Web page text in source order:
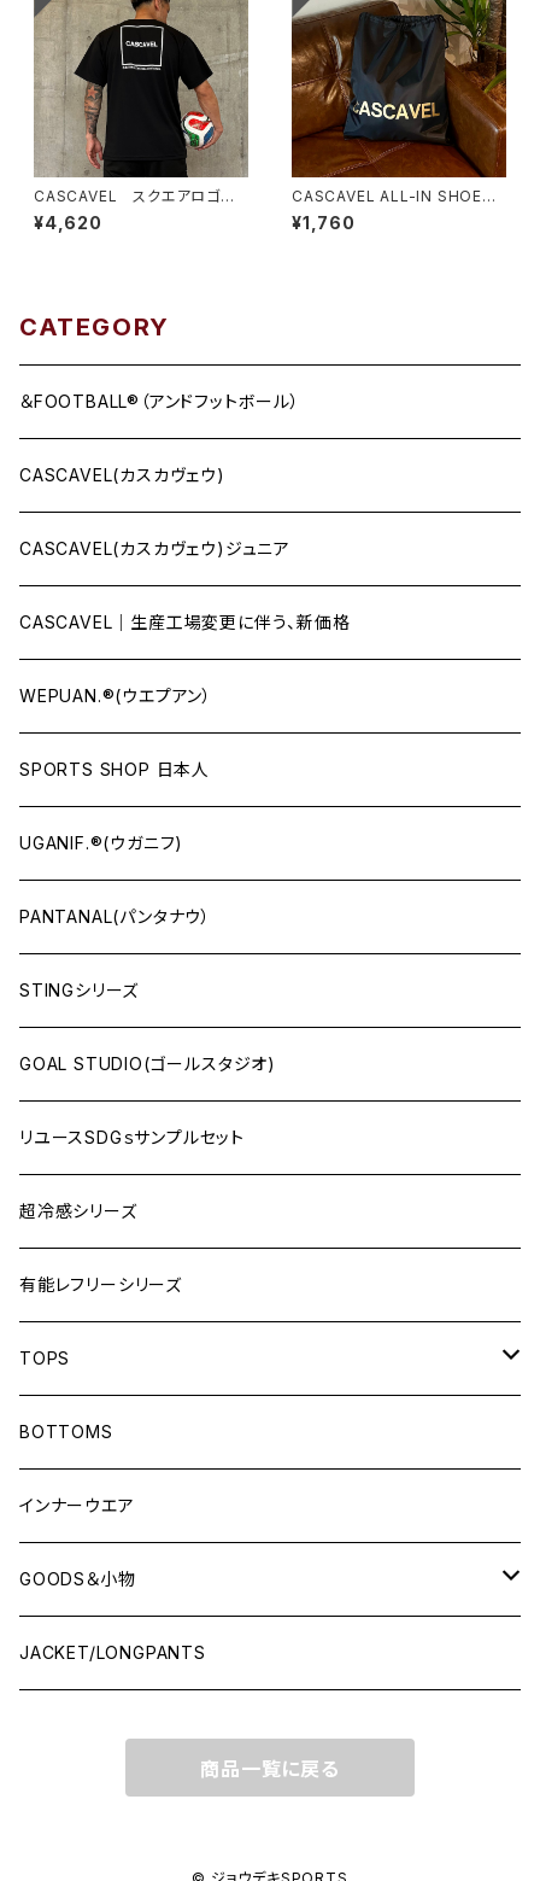
CASCAVEL スクエアロゴプラ
クティスシャツ ブラック
¥4,620
CASCAVEL ALL-IN SHOES
SACK ブラックゴールド
¥1,760
CATEGORY
＆FOOTBALL®（アンドフットボール）
CASCAVEL(カスカヴェウ)
CASCAVEL(カスカヴェウ)ジュニア
CASCAVEL｜生産工場変更に伴う、新価格
WEPUAN.®(ウエプアン）
SPORTS SHOP 日本人
UGANIF.®(ウガニフ)
PANTANAL(パンタナウ）
STINGシリーズ
GOAL STUDIO(ゴールスタジオ)
リユースSDGｓサンプルセット
超冷感シリーズ
有能レフリーシリーズ
TOPS
LONG-SLEEVEプラシャツ
SHORT-SLEEVEプラシャツ
NO-SLEEVE
Tシャツ(オフコート)
BOTTOMS
インナーウエア
GOODS＆小物
シューズ袋
JACKET/LONGPANTS
商品一覧に戻る